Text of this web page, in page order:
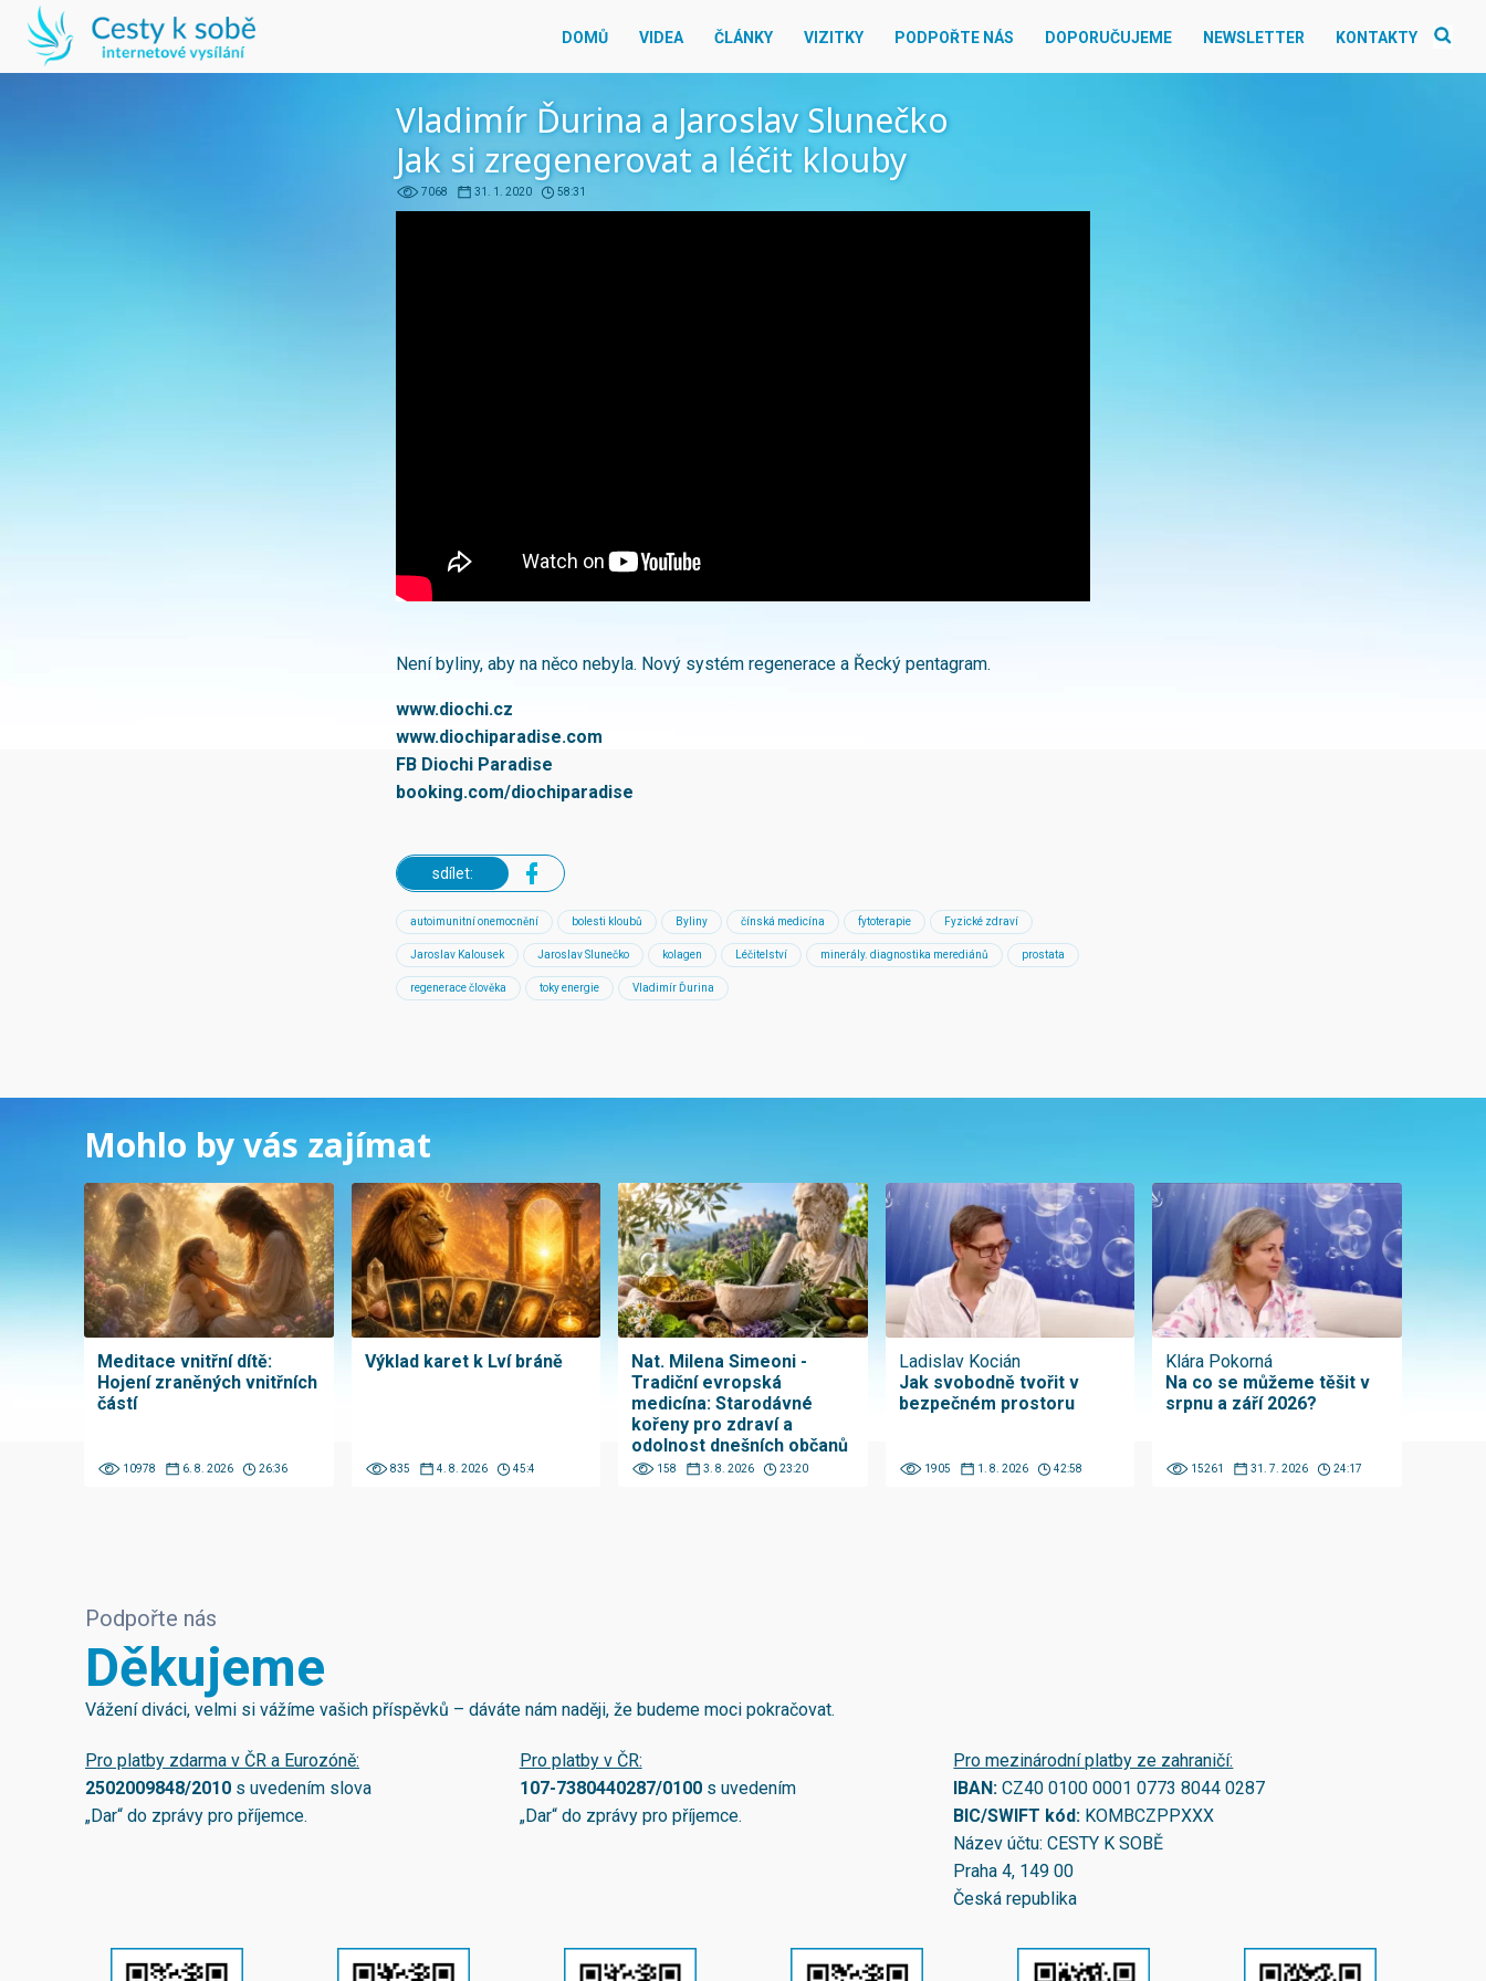
DOMŮ VIDEA ČLÁNKY VIZITKY PODPOŘTE NÁS DOPORUČUJEME NEWSLETTER KONTAKTY
Vladimír Ďurina a Jaroslav Slunečko
Jak si zregenerovat a léčit klouby
7068 31. 1. 2020 58:31
Není byliny, aby na něco nebyla. Nový systém regenerace a Řecký pentagram.
www.diochi.cz
www.diochiparadise.com
FB Diochi Paradise
booking.com/diochiparadise
sdílet:
autoimunitní onemocnění bolesti kloubů Byliny čínská medicína fytoterapie Fyzické zdraví
Jaroslav Kalousek Jaroslav Slunečko kolagen Léčitelství minerály. diagnostika merediánů prostata
regenerace člověka toky energie Vladimír Ďurina
Mohlo by vás zajímat
Meditace vnitřní dítě:
Hojení zraněných vnitřních
částí
10978 6. 8. 2026 26:36
Výklad karet k Lví bráně
835 4. 8. 2026 45:4
Nat. Milena Simeoni -
Tradiční evropská
medicína: Starodávné
kořeny pro zdraví a
odolnost dnešních občanů
158 3. 8. 2026 23:20
Ladislav Kocián
Jak svobodně tvořit v
bezpečném prostoru
1905 1. 8. 2026 42:58
Klára Pokorná
Na co se můžeme těšit v
srpnu a září 2026?
15261 31. 7. 2026 24:17
Podpořte nás
Děkujeme
Vážení diváci, velmi si vážíme vašich příspěvků – dáváte nám naději, že budeme moci pokračovat.
Pro platby zdarma v ČR a Eurozóně:
2502009848/2010 s uvedením slova
„Dar“ do zprávy pro příjemce.
Pro platby v ČR:
107-7380440287/0100s uvedením
„Dar“ do zprávy pro příjemce.
Pro mezinárodní platby ze zahraničí:
IBAN:CZ40 0100 0001 0773 8044 0287
BIC/SWIFT kód: KOMBCZPPXXX
Název účtu: CESTY K SOBĚ
Praha 4, 149 00
Česká republika